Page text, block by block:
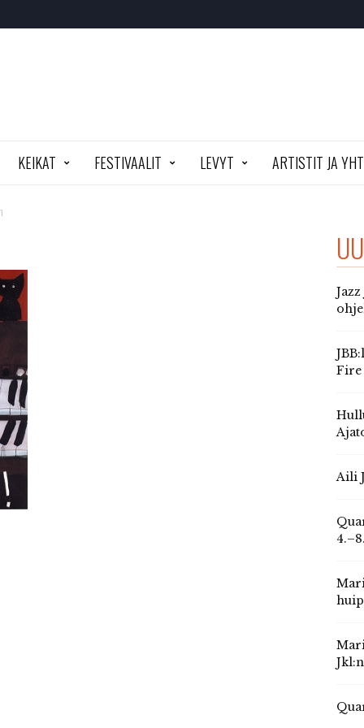
KEIKAT FESTIVAALIT LEVYT ARTISTIT JA
Fire
Aili